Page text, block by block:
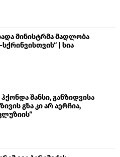
მინისტრმა მადლობა
| სია
შანსი, განზიდვისა
გზა კი არ აერჩია,